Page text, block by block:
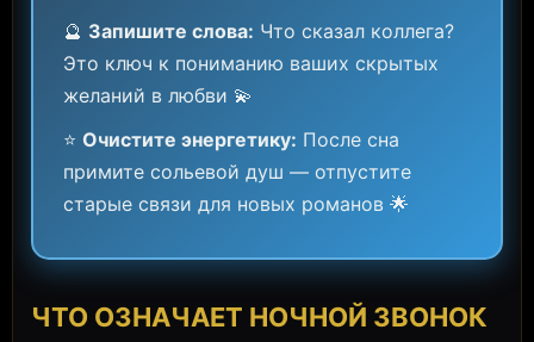
🔮 Запишите слова: Что сказал коллега?
Это ключ к пониманию ваших скрытых
желаний в любви 💫
⭐ Очистите энергетику: После сна
примите сольевой душ — отпустите
старые связи для новых романов 🌟
ЧТО ОЗНАЧАЕТ НОЧНОЙ ЗВОНОК